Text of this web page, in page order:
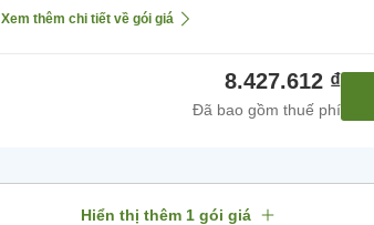
Xem thêm chi tiết về gói giá
8.427.612 ₫
Đã bao gồm thuế phí
Hiển thị thêm 1 gói giá